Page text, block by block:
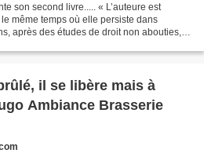
son second livre..... « L’auteure est
même temps où elle persiste dans
après des études de droit non abouties,
il se libère mais à
Ambiance Brasserie